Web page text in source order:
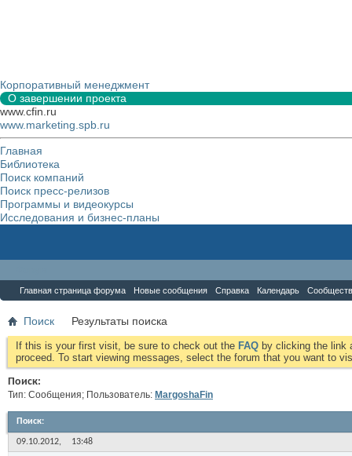
Корпоративный менеджмент
О завершении проекта
www.cfin.ru
www.marketing.spb.ru
Главная
Библиотека
Поиск компаний
Поиск пресс-релизов
Программы и видеокурсы
Исследования и бизнес-планы
Главная страница форума Новые сообщения Справка Календарь
Поиск Результаты поиска
If this is your first visit, be sure to check out the FAQ by clicking the link
proceed. To start viewing messages, select the forum that you want to
Поиск:
Тип: Сообщения; Пользователь: MargoshaFin
Поиск:
09.10.2012, 13:48